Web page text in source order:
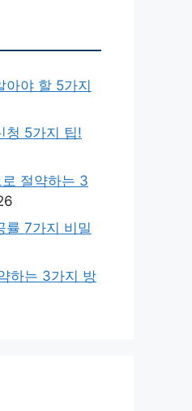
아야 할 5가지
청 5가지 팁!
절약하는 3
률 7가지 비밀
하는 3가지 방